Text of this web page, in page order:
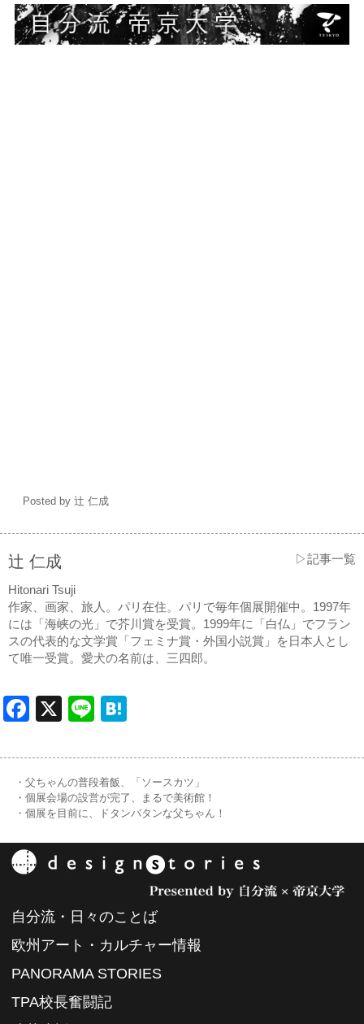
Posted by 辻 仁成
辻 仁成 ▷記事一覧
Hitonari Tsuji
作家、画家、旅人。パリ在住。パリで毎年個展開催中。1997年
には「海峡の光」で芥川賞を受賞。1999年に「白仏」でフラン
スの代表的な文学賞「フェミナ賞・外国小説賞」を日本人とし
て唯一受賞。愛犬の名前は、三四郎。
Facebook
X Line
・父ちゃんの普段着飯、「ソースカツ」
・個展会場の設営が完了、まるで美術館！
・個展を目前に、ドタンバタンな父ちゃん！
自分流・日々のことば
欧州アート・カルチャー情報
PANORAMA STORIES
TPA校長奮闘記